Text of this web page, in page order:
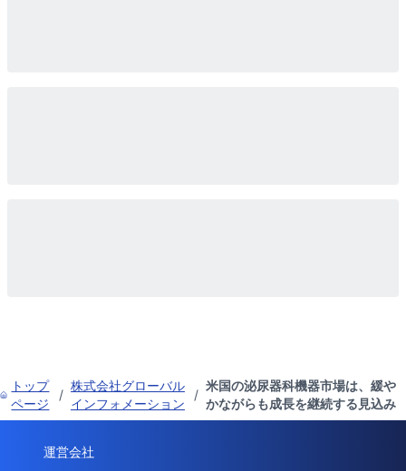
トップ
ページ
/
株式会社グローバル
インフォメーション
/
米国の泌尿器科機器市場は、緩や
かながらも成長を継続する見込み
運営会社